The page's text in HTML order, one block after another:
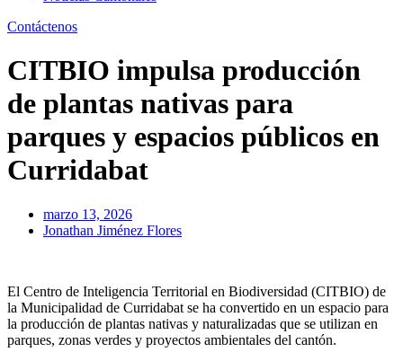
Contáctenos
CITBIO impulsa producción
de plantas nativas para
parques y espacios públicos en
Curridabat
marzo 13, 2026
Jonathan Jiménez Flores
El Centro de Inteligencia Territorial en Biodiversidad (CITBIO) de
la Municipalidad de Curridabat se ha convertido en un espacio para
la producción de plantas nativas y naturalizadas que se utilizan en
parques, zonas verdes y proyectos ambientales del cantón.